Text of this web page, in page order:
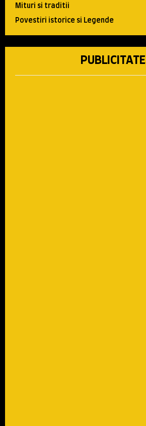
Mituri si traditii
Povestiri istorice si Legende
PUBLICITATE